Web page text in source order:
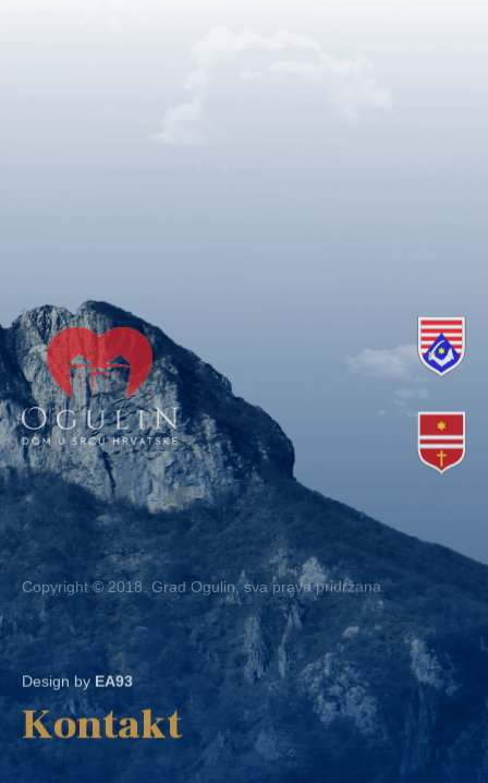
Copyright © 2018. Grad Ogulin, sva prava pridržana.
Design by EA93
Kontakt
Ured: Ulica B.Frankopana 11, 47300 Ogulin